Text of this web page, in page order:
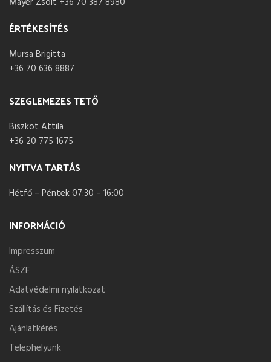
ÉRTÉKESÍTÉS
Mursa Brigitta
+36 70 636 8887
SZEGLEMEZES TETŐ
Biszkot Attila
+36 20 775 1675
NYITVA TARTÁS
Hétfő – Péntek 07:30 – 16:00
INFORMÁCIÓ
Impresszum
ÁSZF
Adatvédelmi nyilatkozat
Szállítás és Fizetés
Ajánlatkérés
Telephelyünk